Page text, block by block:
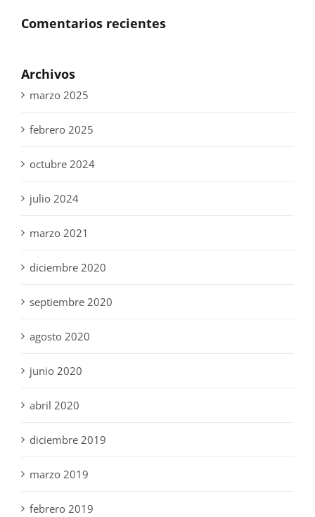
Comentarios recientes
Archivos
marzo 2025
febrero 2025
octubre 2024
julio 2024
marzo 2021
diciembre 2020
septiembre 2020
agosto 2020
junio 2020
abril 2020
diciembre 2019
marzo 2019
febrero 2019